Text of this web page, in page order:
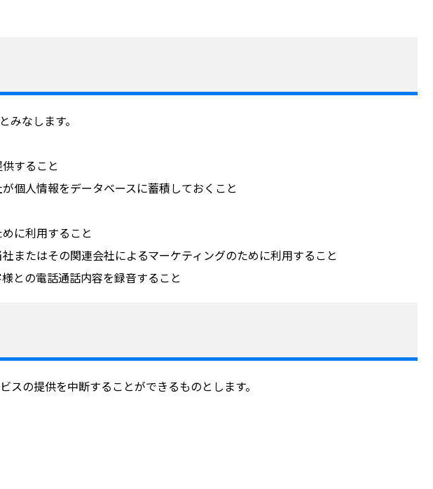
なします。
すること
個人情報をデータベースに蓄積しておくこと
に利用すること
たはその関連会社によるマーケティングのために利用すること
との電話通話内容を録音すること
の提供を中断することができるものとします。